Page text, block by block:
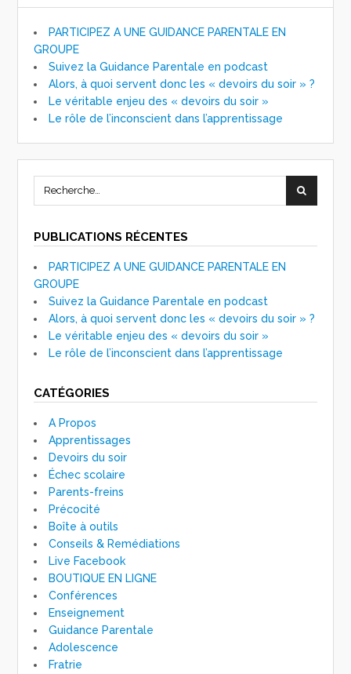
PARTICIPEZ A UNE GUIDANCE PARENTALE EN
GROUPE
Suivez la Guidance Parentale en podcast
Alors, à quoi servent donc les « devoirs du soir » ?
Le véritable enjeu des « devoirs du soir »
Le rôle de l’inconscient dans l’apprentissage
PUBLICATIONS RÉCENTES
PARTICIPEZ A UNE GUIDANCE PARENTALE EN
GROUPE
Suivez la Guidance Parentale en podcast
Alors, à quoi servent donc les « devoirs du soir » ?
Le véritable enjeu des « devoirs du soir »
Le rôle de l’inconscient dans l’apprentissage
CATÉGORIES
A Propos
Apprentissages
Devoirs du soir
Échec scolaire
Parents-freins
Précocité
Boîte à outils
Conseils & Remédiations
Live Facebook
BOUTIQUE EN LIGNE
Conférences
Enseignement
Guidance Parentale
Adolescence
Fratrie